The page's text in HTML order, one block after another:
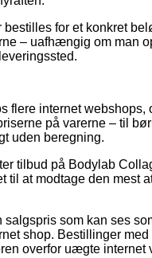
for et konkret
– uafhængig om man
flere internet webshops,
på varerne – til
uden beregning.
tilbud på Bodylab
til at modtage den mest
salgspris som kan ses
shop. Bestillinger med
overfor uægte internet